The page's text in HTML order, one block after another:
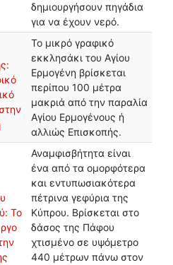
δημιουργήσουν πηγάδια
για να έχουν νερό.
Το μικρό γραφικό
εκκλησάκι του Αγίου
Ερμογένη βρίσκεται
περίπου 100 μέτρα
μακριά από την παραλία
Αγίου Ερμογένους ή
αλλιώς Επισκοπής.
Το
Αναμφισβήτητα είναι
ένα από τα ομορφότερα
και εντυπωσιακότερα
πέτρινα γεφύρια της
Κύπρου. Βρίσκεται στο
δάσος της Πάφου
χτισμένο σε υψόμετρο
440 μέτρων πάνω στον